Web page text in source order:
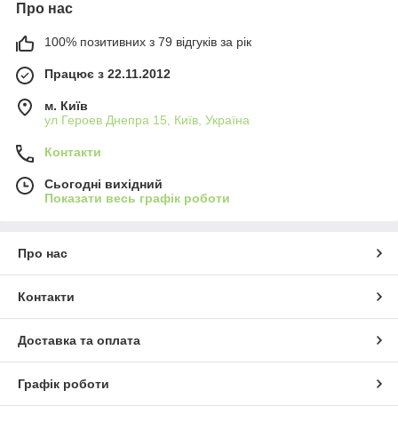
Про нас
100% позитивних з 79 відгуків за рік
Працює з 22.11.2012
м. Київ
ул Героев Днепра 15, Київ, Україна
Контакти
Сьогодні вихідний
Показати весь графік роботи
Про нас
Контакти
Доставка та оплата
Графік роботи